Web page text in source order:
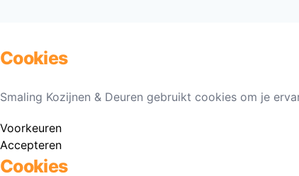
Cookies
Smaling Kozijnen & Deuren gebruikt cookies om je
Voorkeuren
Accepteren
Cookies